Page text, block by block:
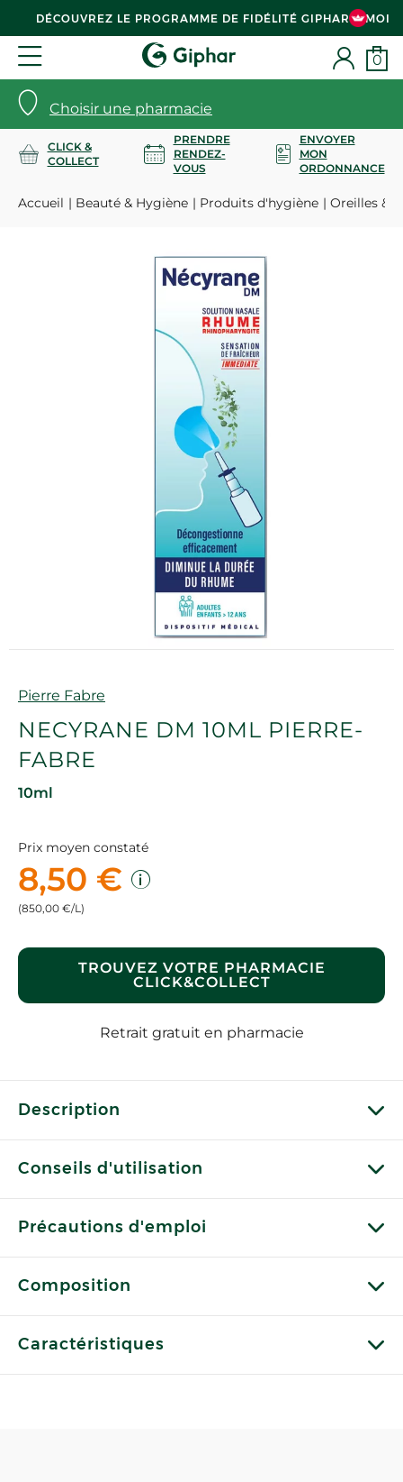
DÉCOUVREZ LE PROGRAMME DE FIDÉLITÉ GIPHAR & MOI
Choisir une pharmacie
0
CLICK &
COLLECT
PRENDRE
RENDEZ-
VOUS
ENVOYER
MON
ORDONNANCE
Accueil Beauté & Hygiène Produits d'hygiène Oreilles &
Marque
Pierre Fabre
NECYRANE DM 10ML PIERRE-
FABRE
10ml
Prix moyen constaté
8,50 €
(850,00 €/L)
TROUVEZ VOTRE PHARMACIE
CLICK&COLLECT
Retrait gratuit en pharmacie
Description
Conseils d'utilisation
Précautions d'emploi
Composition
Caractéristiques